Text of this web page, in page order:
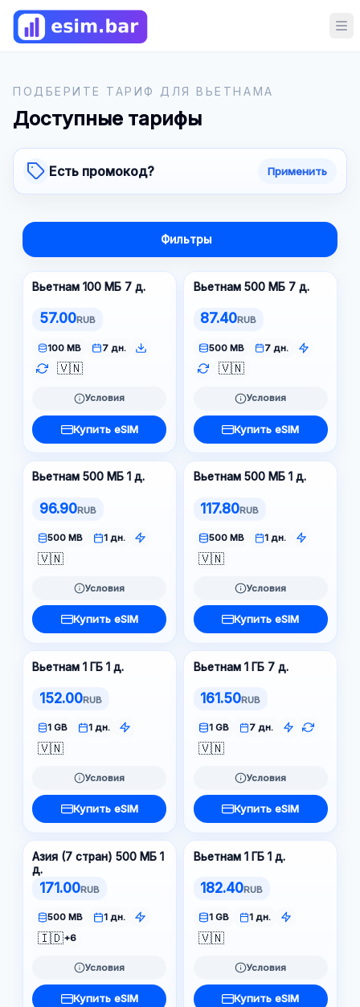
ПОДБЕРИТЕ ТАРИФ ДЛЯ ВЬЕТНАМА
Доступные тарифы
Есть промокод? Применить
Фильтры
Вьетнам 100 МБ 7 д.
57.00RUB
100 MB 7 дн.
🇻🇳
Условия
Купить eSIM
Вьетнам 500 МБ 7 д.
87.40RUB
500 MB 7 дн.
🇻🇳
Условия
Купить eSIM
Вьетнам 500 МБ 1 д.
96.90RUB
500 MB 1 дн.
🇻🇳
Условия
Купить eSIM
Вьетнам 500 МБ 1 д.
117.80RUB
500 MB 1 дн.
🇻🇳
Условия
Купить eSIM
Вьетнам 1 ГБ 1 д.
152.00RUB
1 GB 1 дн.
🇻🇳
Условия
Купить eSIM
Вьетнам 1 ГБ 7 д.
161.50RUB
1 GB 7 дн.
🇻🇳
Условия
Купить eSIM
Азия (7 стран) 500 МБ 1
д.
171.00RUB
500 MB 1 дн.
🇮🇩+6
Условия
Купить eSIM
Вьетнам 1 ГБ 1 д.
182.40RUB
1 GB 1 дн.
🇻🇳
Условия
Купить eSIM